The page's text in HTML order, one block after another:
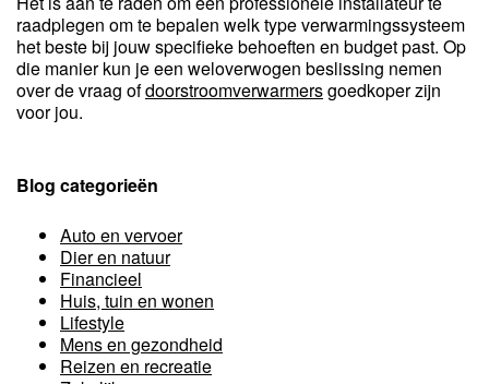
raadplegen om te bepalen welk type verwarmingssysteem
het beste bij jouw specifieke behoeften en budget past. Op
die manier kun je een weloverwogen beslissing nemen
over de vraag ofdoorstroomverwarmersgoedkoper zijn
voor jou.
Blog categorieën
Auto en vervoer
Dier en natuur
Financieel
Huis, tuin en wonen
Lifestyle
Mens en gezondheid
Reizen en recreatie